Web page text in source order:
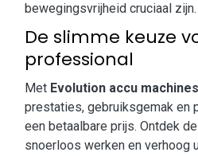
bewegingsvrijheid cruciaal zijn.
De slimme keuze
professional
Met Evolution accu machines
prestaties, gebruiksgemak en
een betaalbare prijs. Ontdek
snoerloos werken en verhoog